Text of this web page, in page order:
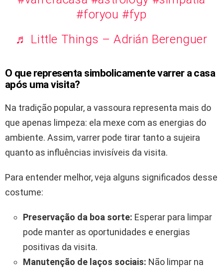
#foryou #fyp
♬ Little Things – Adrián Berenguer
O que representa simbolicamente varrer a casa
após uma visita?
Na tradição popular, a vassoura representa mais do
que apenas limpeza: ela mexe com as energias do
ambiente. Assim, varrer pode tirar tanto a sujeira
quanto as influências invisíveis da visita.
Para entender melhor, veja alguns significados desse
costume:
Preservação da boa sorte: Esperar para limpar
pode manter as oportunidades e energias
positivas da visita.
Manutenção de laços sociais: Não limpar na